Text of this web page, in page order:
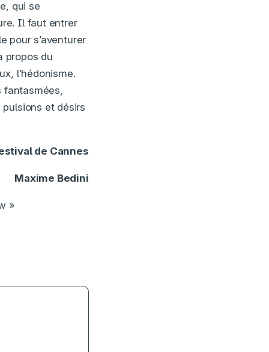
qui se
Il faut entrer
pour s’aventurer
propos du
l’hédonisme.
fantasmées,
et désirs
de Cannes
Maxime Bedini
»